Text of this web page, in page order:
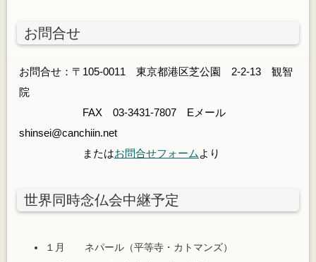
お問合せ
お問合せ：〒105-0011 東京都港区芝公園 2-2-13 観智
院
FAX 03-3431-7807 Eメール
shinsei@canchiin.net
またはお問合せフォームより
世界同時念仏会中継予定
１月 ネパール（平等寺・カトマンズ）